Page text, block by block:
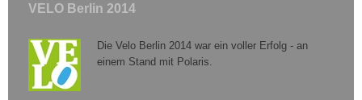
VELO Berlin 2014
Die Velo Berlin 2014 war ein voller Erfolg - an
einem Stand mit Polaris.